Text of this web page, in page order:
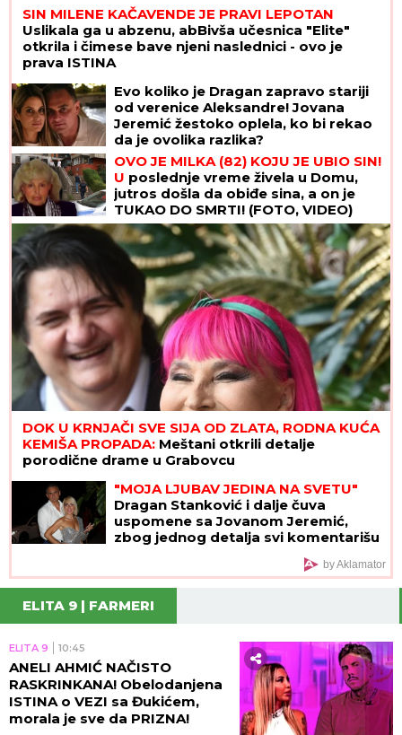
SIN MILENE KAČAVENDE JE PRAVI LEPOTAN
Uslikala ga u abzenu, abBivša učesnica "Elite"
otkrila i čimese bave njeni naslednici - ovo je
prava ISTINA
Evo koliko je Dragan zapravo stariji
od verenice Aleksandre! Jovana
Jeremić žestoko oplela, ko bi rekao
da je ovolika razlika?
OVO JE MILKA (82) KOJU JE UBIO SIN!
U poslednje vreme živela u Domu,
jutros došla da obiđe sina, a on je
TUKAO DO SMRTI! (FOTO, VIDEO)
DOK U KRNJAČI SVE SIJA OD ZLATA, RODNA KUĆA
KEMIŠA PROPADA: Meštani otkrili detalje
porodične drame u Grabovcu
"MOJA LJUBAV JEDINA NA SVETU"
Dragan Stanković i dalje čuva
uspomene sa Jovanom Jeremić,
zbog jednog detalja svi komentarišu
by Aklamator
ELITA 9 | FARMERI
ELITA 9 10:45
ANELI AHMIĆ NAČISTO
RASKRINKANA! Obelodanjena
ISTINA o VEZI sa Đukićem,
morala je sve da PRIZNA!